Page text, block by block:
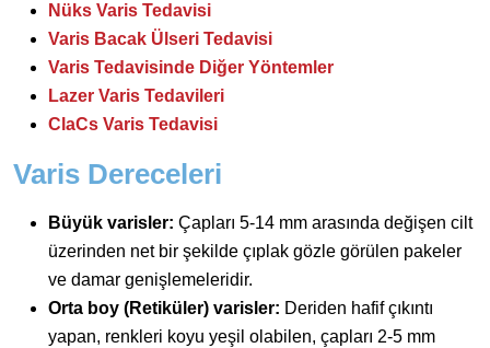
Nüks Varis Tedavisi
Varis Bacak Ülseri Tedavisi
Varis Tedavisinde Diğer Yöntemler
Lazer Varis Tedavileri
ClaCs Varis Tedavisi
Varis Dereceleri
Büyük varisler: Çapları 5-14 mm arasında değişen cilt
üzerinden net bir şekilde çıplak gözle görülen pakeler
ve damar genişlemeleridir.
Orta boy (Retiküler) varisler: Deriden hafif çıkıntı
yapan, renkleri koyu yeşil olabilen, çapları 2-5 mm